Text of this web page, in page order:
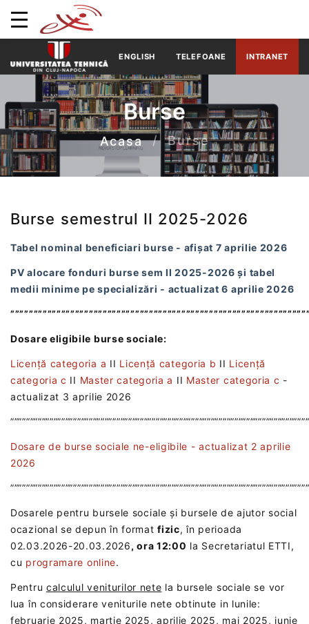
ENGLISH TELEFOANE INTRANET
Burse
Acasa Burse
Burse semestrul II 2025-2026
Tabel nominal beneficiari burse - afișat 7 aprilie 2026
PV alocare fonduri burse sem II 2025-2026 și tabel
medii minime pe specializări - actualizat 6 aprilie 2026
Dosare eligibile burse sociale:
Licență categoria a II Licență categoria b II Licență
categoria c II Master categoria a II Master categoria c -
actualizat 3 aprilie 2026
Dosare de burse sociale ne-eligibile - actualizat 2 aprilie
2026
Dosarele pentru bursele sociale și bursele de ajutor social
ocazional se depun în formatfizic, în perioada
02.03.2026-20.03.2026, ora 12:00 la Secretariatul ETTI,
cu programare online.
Pentru calculul veniturilor nete la bursele sociale se vor
lua în considerare veniturile nete obtinute in lunile:
februarie 2025, martie 2025, aprilie 2025, mai 2025, iunie